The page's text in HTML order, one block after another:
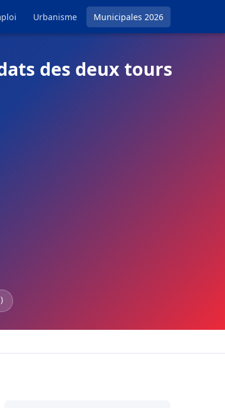
Urbanisme Municipales 2026
des deux tours